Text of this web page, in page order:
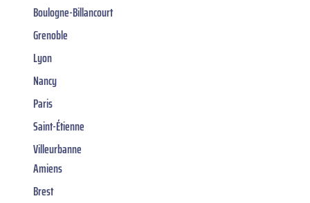
Boulogne-Billancourt
Grenoble
Lyon
Nancy
Paris
Saint-Étienne
Villeurbanne
Amiens
Brest